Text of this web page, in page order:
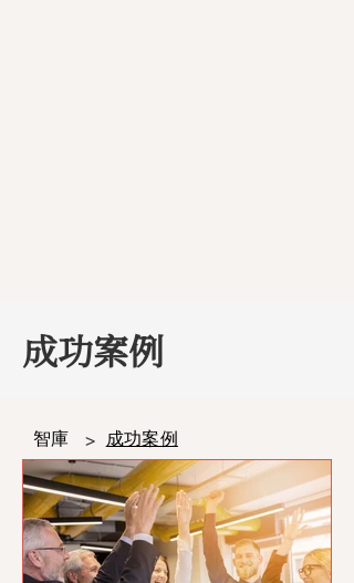
​成功案例
智庫 > 成功案例